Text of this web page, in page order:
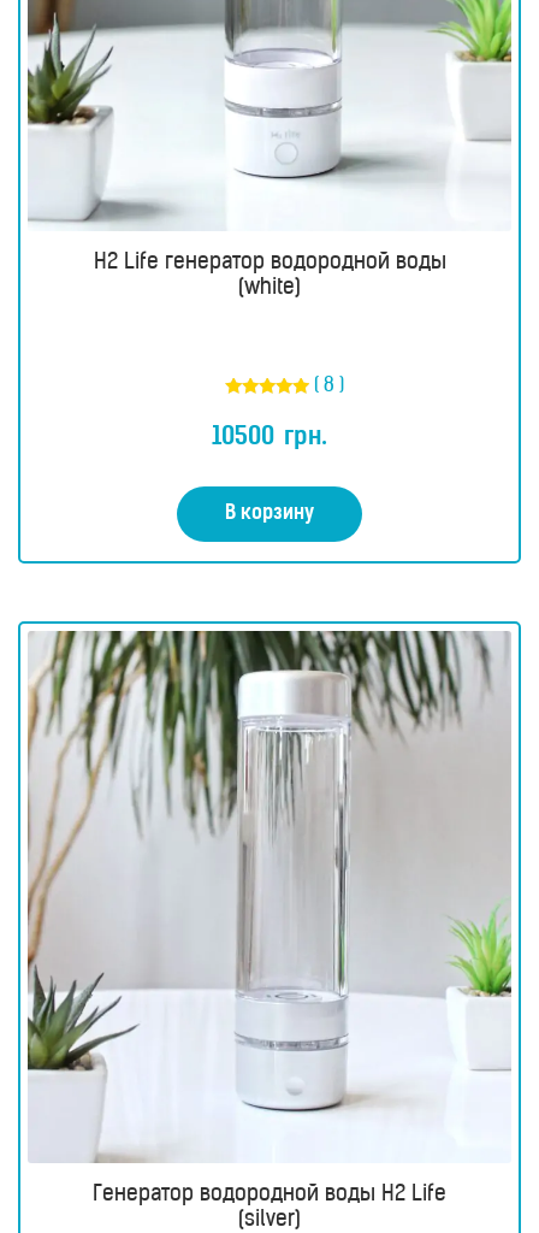
H2 Life генератор водородной воды
(white)
4.75
из 5
( 8 )
10500 грн.
В корзину
Генератор водородной воды H2 Life
(silver)